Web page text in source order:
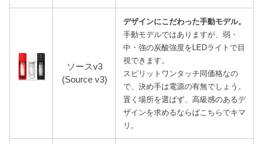
ソースv3
(Source v3)
デザインにこだわった手動モデル。
手動モデルではありますが、弱・
中・強の炭酸強度をLEDライトで目
視できます。
スピリットワンタッチ同価格なの
で、決め手は電源の有無でしょう。
置く場所を選ばず、高級感のあるデ
ザインを求めるならばこちらでキマ
リ。